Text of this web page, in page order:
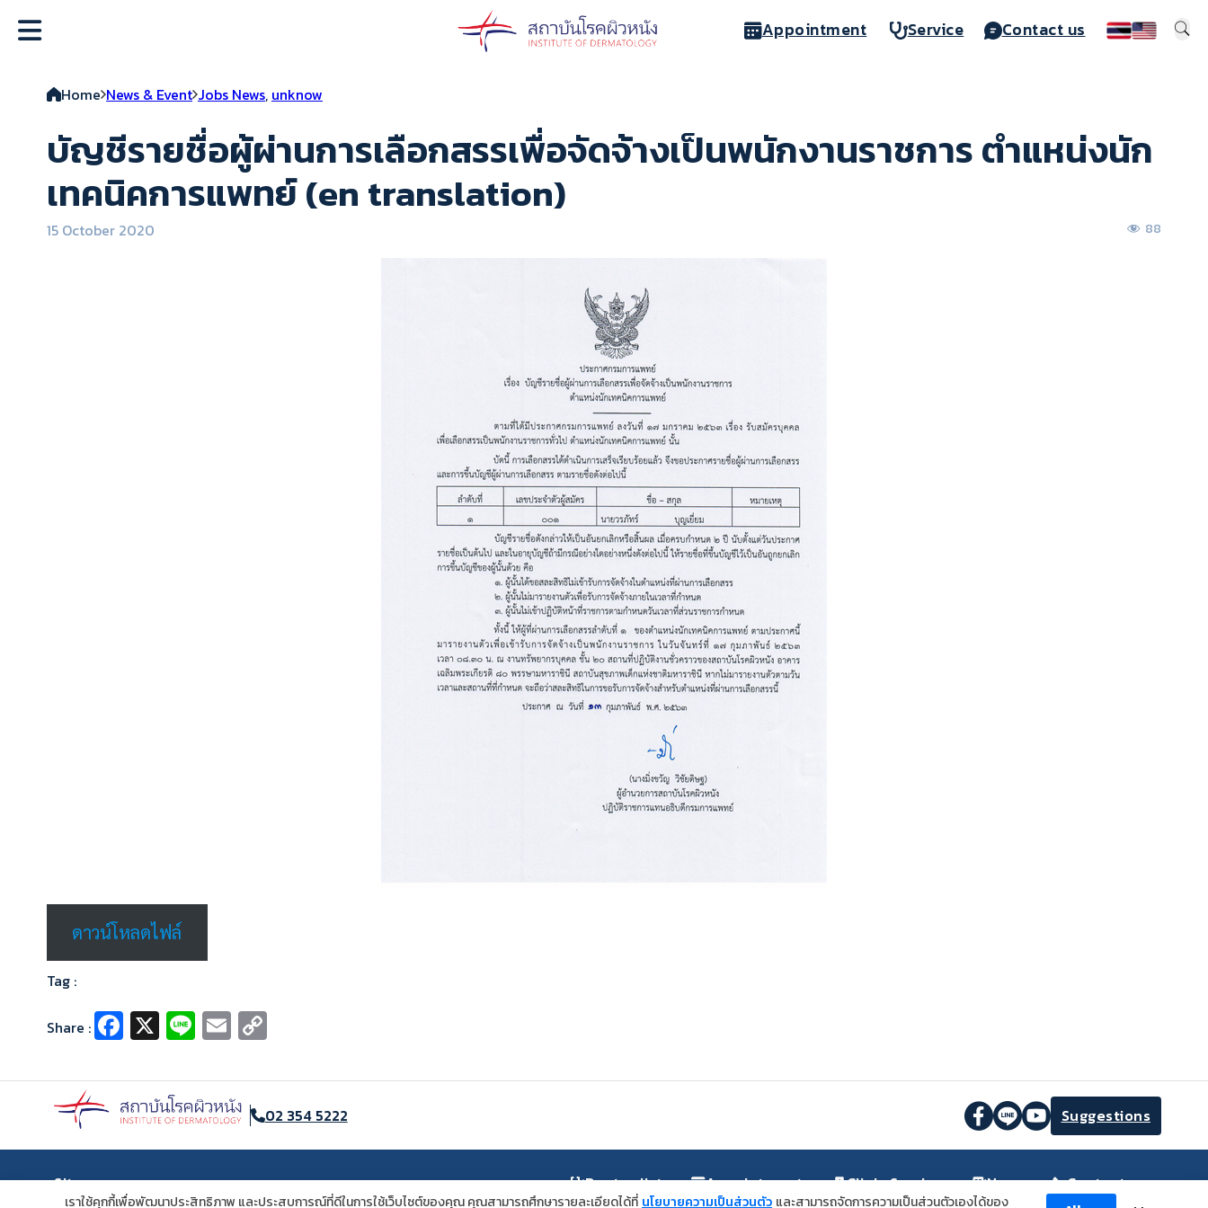
Appointment Service Contact us
Home News & Event Jobs News, unknow
บัญชีรายชื่อผู้ผ่านการเลือกสรรเพื่อจัดจ้างเป็นพนักงานราชการ ตำแหน่งนัก
เทคนิคการแพทย์ (en translation)
15 October 2020 88
ดาวน์โหลดไฟล์
Tag :
Share : Fa
ce
b
o
o
k
X Li
n
e
E
m
ai
l
p
y
Li
n
k
02 354 5222 Suggestions
Site map Doctor list Appointment Clinic Service News Contact us
เราใช้คุกกี้เพื่อพัฒนาประสิทธิภาพ และประสบการณ์ที่ดีในการใช้เว็บไซต์ของคุณ คุณสามารถศึกษารายละเอียดได้ที่ นโยบายความเป็นส่วนตัว และสามารถจัดการความเป็นส่วนตัวเองได้ของ